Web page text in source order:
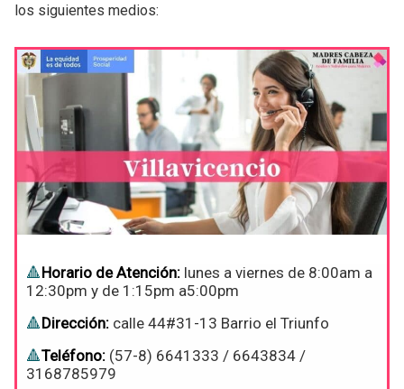
los siguientes medios:
Horario de Atención: lunes a viernes de 8:00am a
12:30pm y de 1:15pm a5:00pm
Dirección: calle 44#31-13 Barrio el Triunfo
Teléfono: (57-8) 6641333 / 6643834 /
3168785979